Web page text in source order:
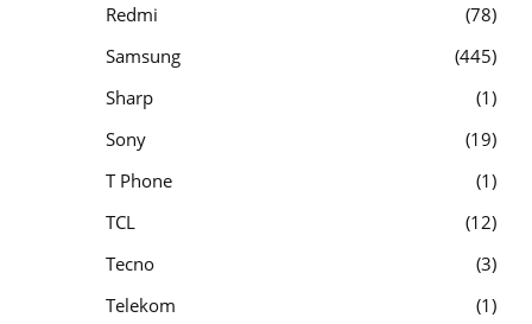
Redmi
78
Samsung
445
Sharp
1
Sony
19
T Phone
1
TCL
12
Tecno
3
Telekom
1